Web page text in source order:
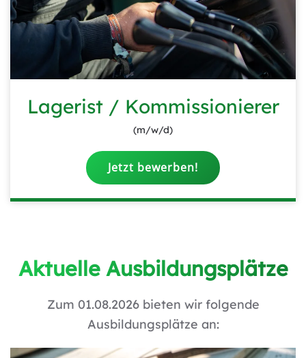
Lagerist / Kommissionierer
(m/w/d)
Jetzt bewerben!
Aktuelle Ausbildungsplätze
Zum 01.08.2026 bieten wir folgende
Ausbildungsplätze an: